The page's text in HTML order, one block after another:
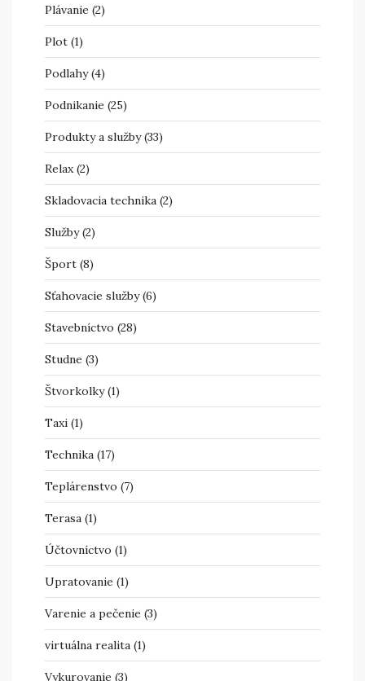
Plávanie (2)
Plot (1)
Podlahy(4)
Podnikanie (25)
Produkty a služby(33)
Relax(2)
Skladovacia technika (2)
Služby(2)
Šport (8)
Sťahovacie služby(6)
Stavebníctvo (28)
Studne (3)
Štvorkolky(1)
Taxi (1)
Technika (17)
Teplárenstvo (7)
Terasa (1)
Účtovníctvo (1)
Upratovanie (1)
Varenie a pečenie (3)
virtuálna realita (1)
Vykurovanie (3)